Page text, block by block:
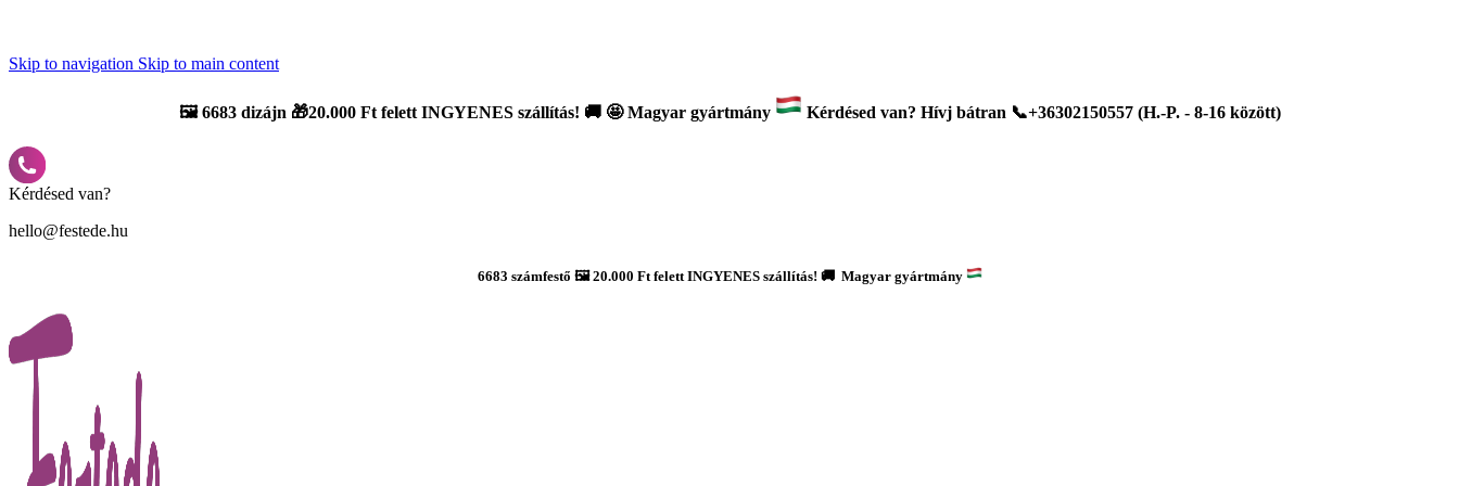
Skip to navigation Skip to main content
🖼️6683 dizájn 🎁20.000 Ft felett INGYENES szállítás! 🚚 🤩 Magyar gyártmány Kérdésed van? Hívj bátran 📞+36302150557 (H.-P. - 8-16 között)
Kérdésed van?
hello@festede.hu
6683 számfestő 🖼️ 20.000 Ft felett INGYENES szállítás! 🚚 Magyar gyártmány